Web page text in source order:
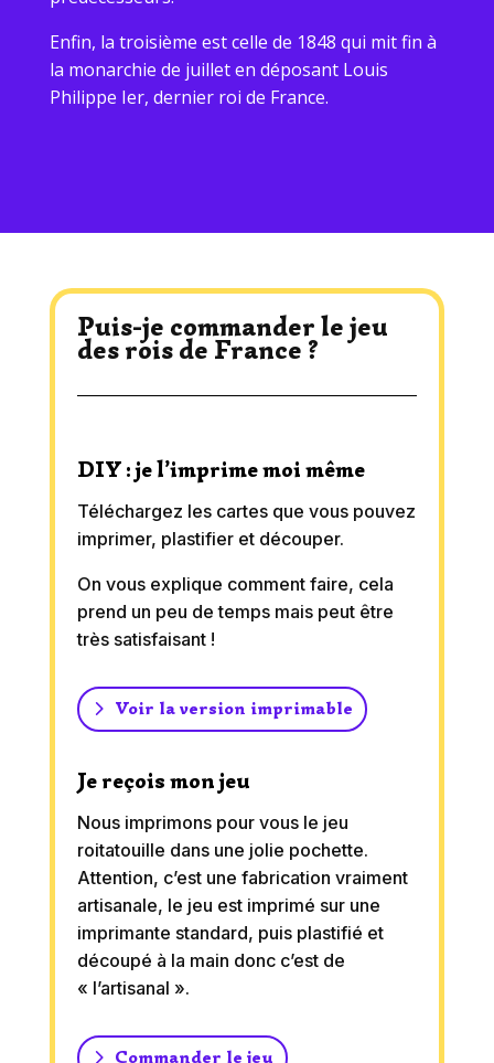
Enfin, la troisième est celle de 1848 qui mit fin à
la monarchie de juillet en déposant Louis
Philippe Ier, dernier roi de France.
Puis-je commander le jeu
des rois de France ?
DIY : je l’imprime moi même
Téléchargez les cartes que vous pouvez
imprimer, plastifier et découper.
On vous explique comment faire, cela
prend un peu de temps mais peut être
très satisfaisant !
Voir la version imprimable
Je reçois mon jeu
Nous imprimons pour vous le jeu
roitatouille dans une jolie pochette.
Attention, c’est une fabrication vraiment
artisanale, le jeu est imprimé sur une
imprimante standard, puis plastifié et
découpé à la main donc c’est de
« l’artisanal ».
Commander le jeu